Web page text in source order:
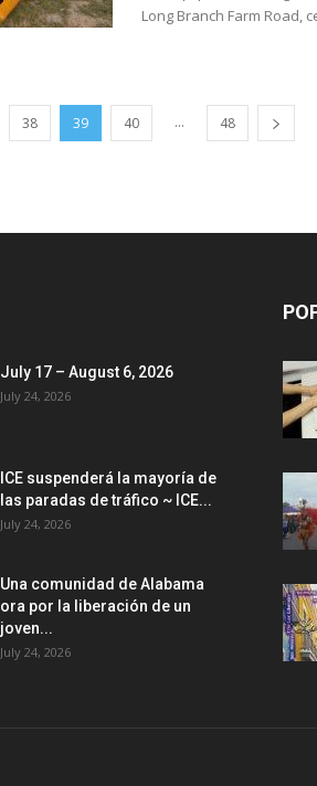
Long Branch Farm Road,
38 39 40 ... 48
July 17 – August 6, 2026
July 24, 2026
ICE suspenderá la mayoría de
las paradas de tráfico ~ ICE...
July 24, 2026
Una comunidad de Alabama
ora por la liberación de un
joven...
July 24, 2026